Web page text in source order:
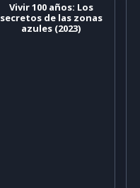
Vivir 100 años: Los
secretos de las zonas
azules (2023)